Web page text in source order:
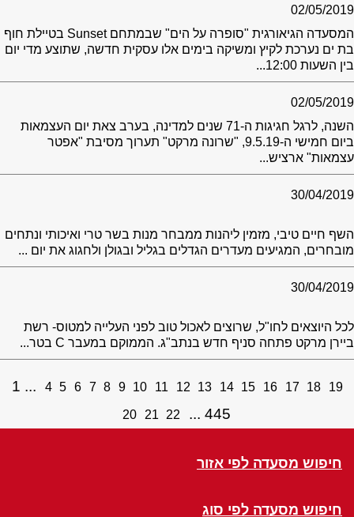
02/05/2019
המסעדה הגיאורגית "סופרה על הים" שבמתחם Sunset בטיילת חוף
בת ים נערכת לקיץ ומשיקה בימים אלו עסקית חדשה, שתוצע מדי יום
בין השעות 12:00...
02/05/2019
השנה, לרגל חגיגות ה-71 שנים למדינה, בערב צאת יום העצמאות
ביום חמישי ה-9.5.19, "שרונה מרקט" תערוך מסיבת "אפטר
עצמאות" ארציש...
30/04/2019
השף חיים טיבי, מזמין ליהנות ממבחר מנות בשר טרי ואיכותי ונתחים
מובחרים, המגיעים מעדרים הגדלים בגליל ובגולן ולחגוג את יום ...
30/04/2019
לכל היוצאים לחו"ל, שרוצים לאכול טוב לפני העלייה למטוס- רשת
ביירן מרקט פתחה סניף חדש בנתב"ג. הממוקם במעבר C בטר...
1 4 5 6 7 8 9 10 11 12 13 14 15 16 17 18 19
20 21 22 445
חיפוש מסעדה לפי אזור
חיפוש מסעדה לפי סוג